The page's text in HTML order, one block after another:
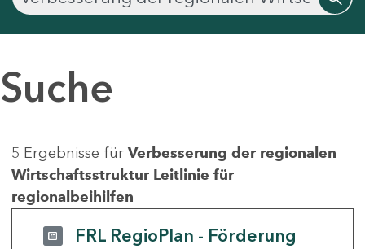
Suche
5 Ergebnisse für Verbesserung der regionalen
Wirtschaftsstruktur Leitlinie für
regionalbeihilfen
FRL RegioPlan - Förderung